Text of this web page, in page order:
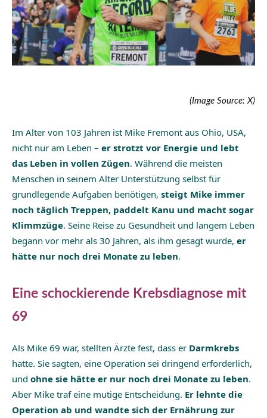
(Image Source: X)
Im Alter von 103 Jahren ist Mike Fremont aus Ohio, USA,
nicht nur am Leben – er strotzt vor Energie und lebt
das Leben in vollen Zügen. Während die meisten
Menschen in seinem Alter Unterstützung selbst für
grundlegende Aufgaben benötigen, steigt Mike immer
noch täglich Treppen, paddelt Kanu und macht sogar
Klimmzüge. Seine Reise zu Gesundheit und langem Leben
begann vor mehr als 30 Jahren, als ihm gesagt wurde, er
hätte nur noch drei Monate zu leben.
Eine schockierende Krebsdiagnose mit
69
Als Mike 69 war, stellten Ärzte fest, dass er Darmkrebs
hatte. Sie sagten, eine Operation sei dringend erforderlich,
und ohne sie hätte er nur noch drei Monate zu leben.
Aber Mike traf eine mutige Entscheidung. Er lehnte die
Operation ab und wandte sich der Ernährung zur